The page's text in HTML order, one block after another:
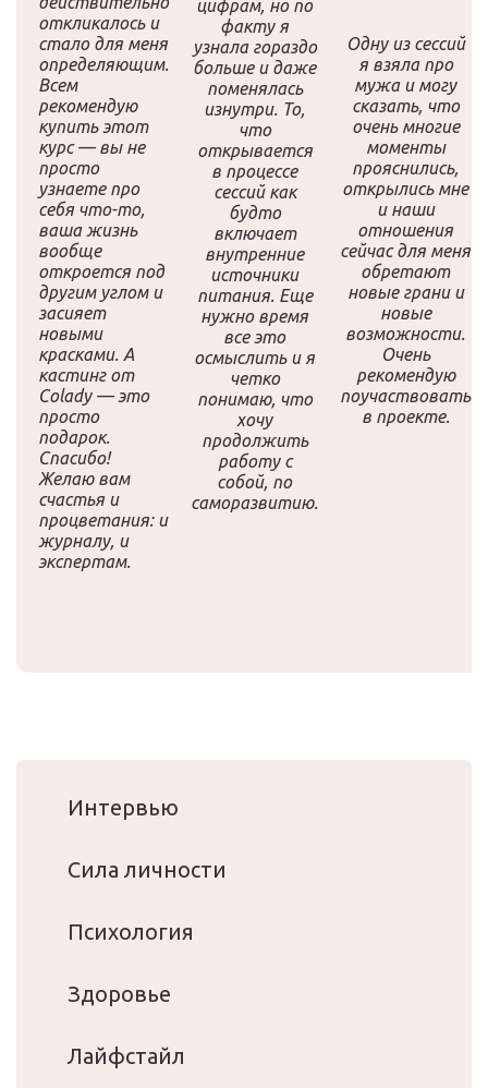
откликалось и
стало для меня
определяющим.
Всем
рекомендую
купить этот
курс — вы не
просто
узнаете про
себя что-то,
ваша жизнь
вообще
откроется под
другим углом и
засияет
новыми
красками. А
кастинг от
Colady — это
просто
подарок.
Спасибо!
Желаю вам
счастья и
процветания: и
журналу, и
экспертам.
цифрам, но по
факту я
узнала гораздо
больше и даже
поменялась
изнутри. То,
что
открывается
в процессе
сессий как
будто
включает
внутренние
источники
питания. Еще
нужно время
все это
осмыслить и я
четко
понимаю, что
хочу
продолжить
работу с
собой, по
саморазвитию.
Одну из сессий
я взяла про
мужа и могу
сказать, что
очень многие
моменты
прояснились,
открылись мне
и наши
отношения
сейчас для меня
обретают
новые грани и
новые
возможности.
Очень
рекомендую
поучаствовать
в проекте.
Интервью
Сила личности
Психология
Здоровье
Лайфстайл